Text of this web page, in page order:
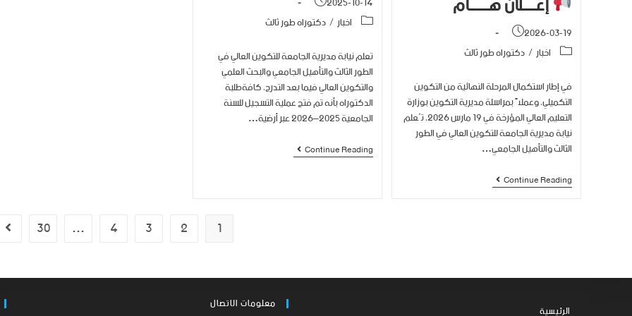
2026-03-19
اخبار/دكتوراه طور ثالث
في إطار استكمال المرحلة النهائية من التكوين
التكميلي، وعملاً بمراسلة مديرية التكوين بوزارة
التعليم العالي المؤرخة في 19 مارس 2026، تُعلم
نيابة مديرية الجامعة للتكوين العالي في الطور
الثالث والتأهيل الجامعي…
Continue Reading
اخبار/دكتوراه طور ثالث
تعلم نيابة مديرية الجامعة للتكوين العالي في
الطور الثالث والتأهيل الجامعي والبحث العلمي
والتكوين العالي فيما بعد التدرج، كافةطلبة
الدكتوراه بأنه تم فتح عملية التسجيل للسنة
الجامعية 2025–2026 عبر أرضية…
Continue Reading
1
2
3
4
…
30
الرئيسية معلومات الاتصال